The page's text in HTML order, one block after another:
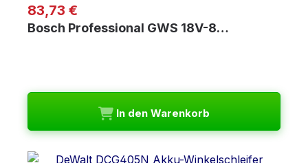
Regulärer Preis:
83,73 €
Bosch Professional GWS 18V-8…
In den Warenkorb